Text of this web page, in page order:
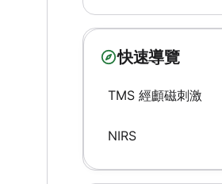
快速導覽
TMS 經顱磁刺激
NIRS